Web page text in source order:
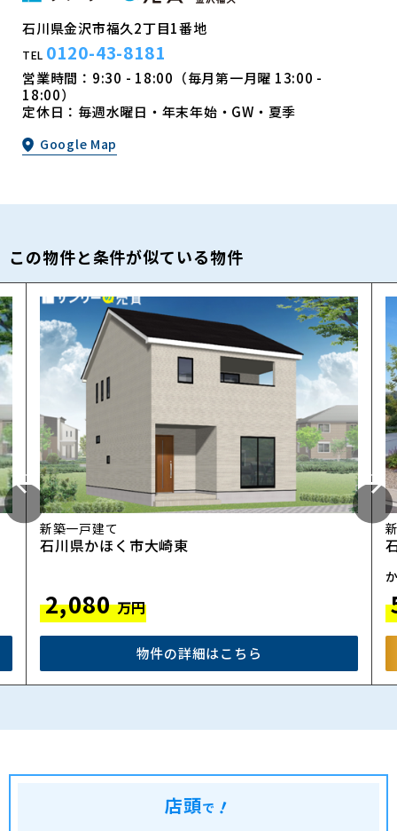
石川県金沢市福久2丁目1番地
TEL 0120-43-8181
営業時間：9:30 - 18:00（毎月第一月曜 13:00 -
18:00）
定休日：毎週水曜日・年末年始・GW・夏季
Google Map
この物件と条件が似ている物件
新築一戸建て
石川県かほく市大崎東
2,080 万円
物件の詳細はこちら
店頭で！